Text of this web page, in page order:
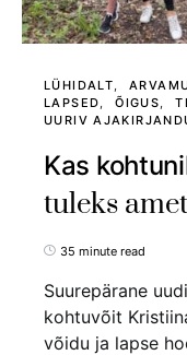
LÜHIDALT
LAPSED
ÕIGUS
UURIV
Kas
tuleks
35 minute read
Suurepärane
kohtuvõit
võidu ja lapse